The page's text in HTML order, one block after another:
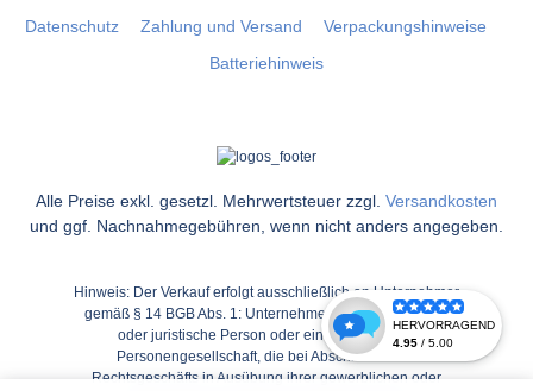
Datenschutz
Zahlung und Versand
Verpackungshinweise
Batteriehinweis
Alle Preise exkl. gesetzl. Mehrwertsteuer zzgl. Versandkosten
und ggf. Nachnahmegebühren, wenn nicht anders angegeben.
Hinweis: Der Verkauf erfolgt ausschließlich an Unternehmer
gemäß § 14 BGB Abs. 1: Unternehmer ist eine natürliche
oder juristische Person oder eine rechtsfähige
Personengesellschaft, die bei Abschluss eines
Rechtsgeschäfts in Ausübung ihrer gewerblichen oder